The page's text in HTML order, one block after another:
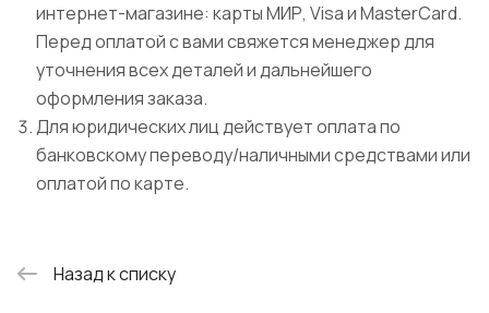
интернет-магазине: карты МИР, Visa и MasterCard.
Перед оплатой с вами свяжется менеджер для
уточнения всех деталей и дальнейшего
оформления заказа.
Для юридических лиц действует оплата по
банковскому переводу/наличными средствами или
оплатой по карте.
Назад к списку